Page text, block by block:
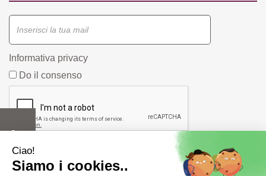
Informativa privacy
Do il consenso